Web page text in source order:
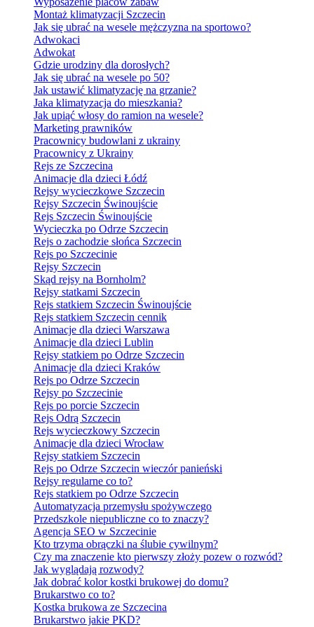
Montaż klimatyzacji Szczecin
Jak się ubrać na wesele mężczyzna na sportowo?
Adwokaci
Adwokat
Gdzie urodziny dla dorosłych?
Jak się ubrać na wesele po 50?
Jak ustawić klimatyzację na grzanie?
Jaka klimatyzacja do mieszkania?
Jak upiąć włosy do ramion na wesele?
Marketing prawników
Pracownicy budowlani z ukrainy
Pracownicy z Ukrainy
Rejs ze Szczecina
Animacje dla dzieci Łódź
Rejsy wycieczkowe Szczecin
Rejsy Szczecin Świnoujście
Rejs Szczecin Świnoujście
Wycieczka po Odrze Szczecin
Rejs o zachodzie słońca Szczecin
Rejs po Szczecinie
Rejsy Szczecin
Skąd rejsy na Bornholm?
Rejsy statkami Szczecin
Rejs statkiem Szczecin Świnoujście
Rejs statkiem Szczecin cennik
Animacje dla dzieci Warszawa
Animacje dla dzieci Lublin
Rejsy statkiem po Odrze Szczecin
Animacje dla dzieci Kraków
Rejs po Odrze Szczecin
Rejsy po Szczecinie
Rejs po porcie Szczecin
Rejs Odrą Szczecin
Rejs wycieczkowy Szczecin
Animacje dla dzieci Wrocław
Rejsy statkiem Szczecin
Rejs po Odrze Szczecin wieczór panieński
Rejsy regularne co to?
Rejs statkiem po Odrze Szczecin
Automatyzacja przemysłu spożywczego
Przedszkole niepubliczne co to znaczy?
Agencja SEO w Szczecinie
Kto trzyma obrączki na ślubie cywilnym?
Czy ma znaczenie kto pierwszy złoży pozew o rozwód?
Jak wyglądają rozwody?
Jak dobrać kolor kostki brukowej do domu?
Brukarstwo co to?
Kostka brukowa ze Szczecina
Brukarstwo jakie PKD?